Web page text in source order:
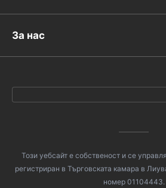
За нас
Този уебсайт е собственост и се
регистриран в Търговската камара в
номер 01104443.